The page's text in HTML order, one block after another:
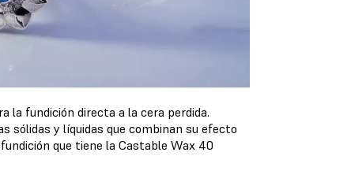
la fundición directa a la cera perdida.
sólidas y líquidas que combinan su efecto
que tiene la Castable Wax 40